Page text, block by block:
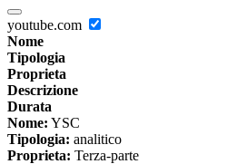
youtube.com
Nome
Tipologia
Proprieta
Descrizione
Durata
Nome: YSC
Tipologia: analitico
Proprieta: Terza-parte